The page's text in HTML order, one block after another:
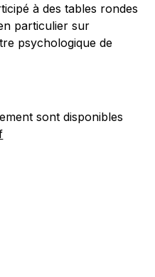
à des tables rondes
particulier sur
psychologique de
sont disponibles